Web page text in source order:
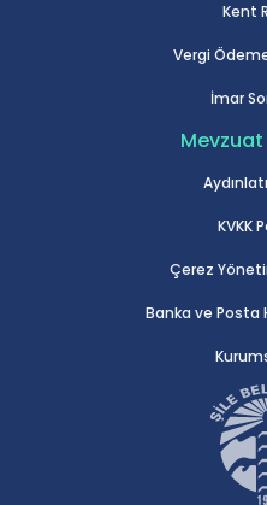
Kent
Vergi
İmar
KVKK
Çerez
Banka ve Posta